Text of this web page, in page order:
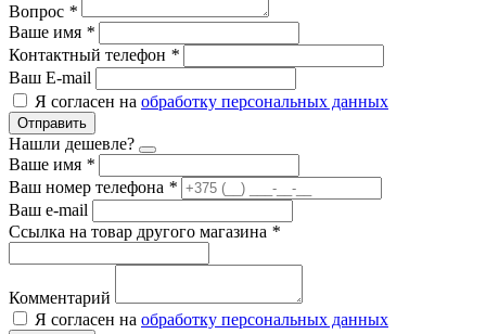
Вопрос *
Ваше имя *
Контактный телефон *
Ваш E-mail
Я согласен на обработку персональных данных
Отправить
Нашли дешевле?
Ваше имя *
Ваш номер телефона *
Ваш e-mail
Ссылка на товар другого магазина *
Комментарий
Я согласен на обработку персональных данных